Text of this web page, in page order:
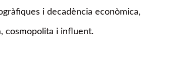
i decadència econòmica,
cosmopolita i influent.